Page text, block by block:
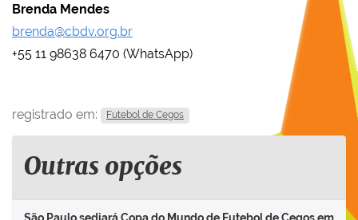
Brenda Mendes
brenda@cbdv.org.br
+55 11 98638 6470 (WhatsApp)
registrado em: Futebol de Cegos
Outras opções